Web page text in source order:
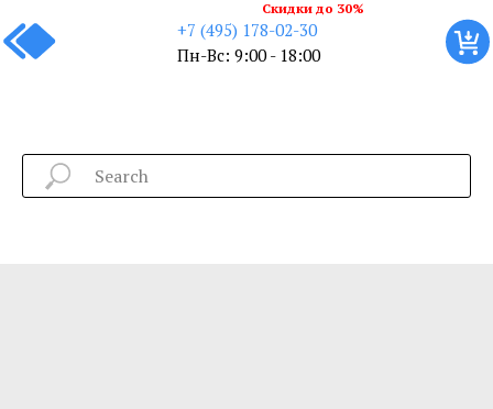
+7 (495) 178-02-30
Пн-Вс: 9:00 - 18:00
Скидки до 30%